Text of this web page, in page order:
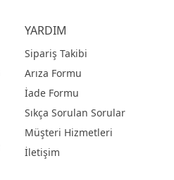
YARDIM
Sipariş Takibi
Arıza Formu
İade Formu
Sıkça Sorulan Sorular
Müşteri Hizmetleri
İletişim